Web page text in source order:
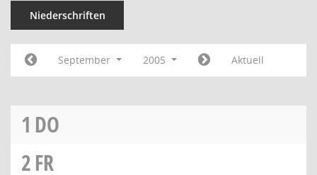
Niederschriften
September 2005 Aktuell
1 DO
2FR